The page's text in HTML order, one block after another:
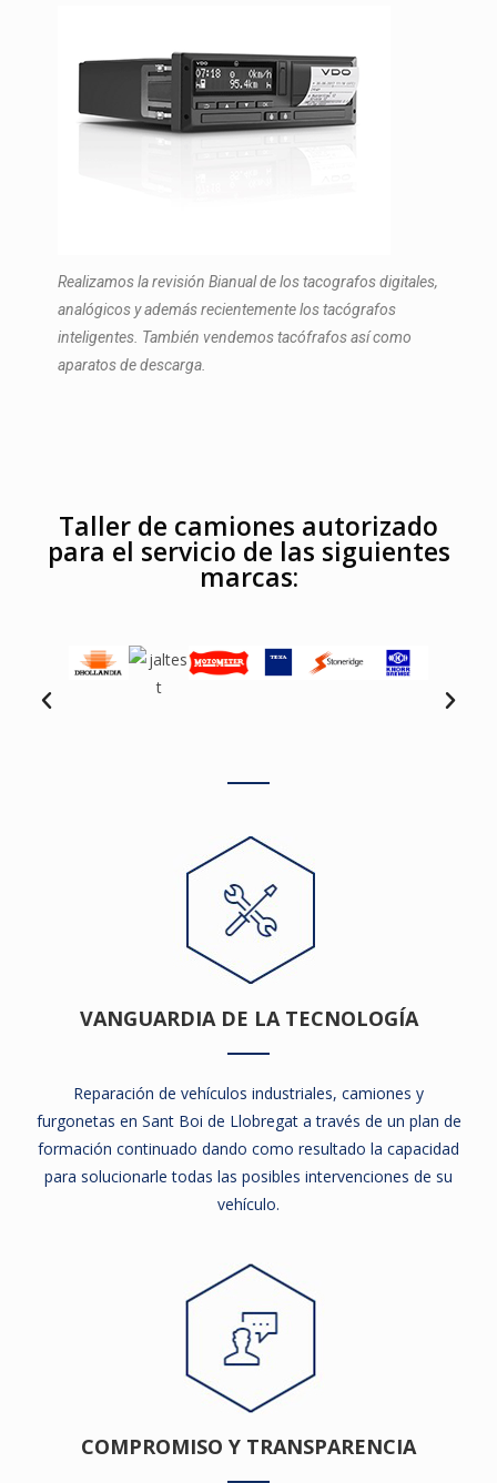
Realizamos la revisión Bianual de los tacografos digitales,
analógicos y además recientemente los tacógrafos
inteligentes. También vendemos tacófrafos así como
aparatos de descarga.
Taller de camiones autorizado
para el servicio de las siguientes
marcas:
VANGUARDIA DE LA TECNOLOGÍA
Reparación de vehículos industriales, camiones y
furgonetas en Sant Boi de Llobregat a través de un plan de
formación continuado dando como resultado la capacidad
para solucionarle todas las posibles intervenciones de su
vehículo.
COMPROMISO Y TRANSPARENCIA